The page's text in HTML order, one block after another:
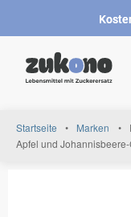
Startseite • Marken •
Apfel und